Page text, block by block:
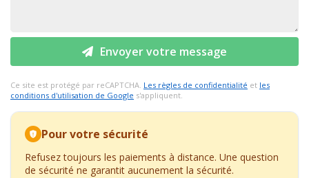
Envoyer votre message
Ce site est protégé par reCAPTCHA. Les règles de confidentialité et les
conditions d'utilisation de Google s'appliquent.
Pour votre sécurité
Refusez toujours les paiements à distance. Une question
de sécurité ne garantit aucunement la sécurité.